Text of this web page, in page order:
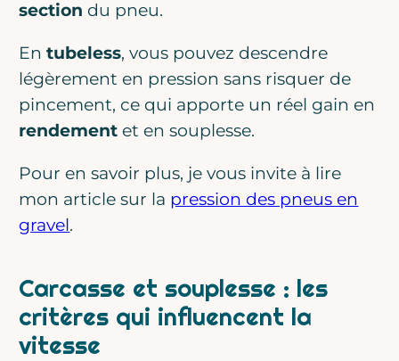
section du pneu.
Entubeless, vous pouvez descendre
légèrement en pression sans risquer de
pincement, ce qui apporte un réel gain en
rendement et en souplesse.
Pour en savoir plus, je vous invite à lire
mon article sur la pression des pneus en
gravel.
Carcasse et souplesse : les
critères qui influencent la
vitesse